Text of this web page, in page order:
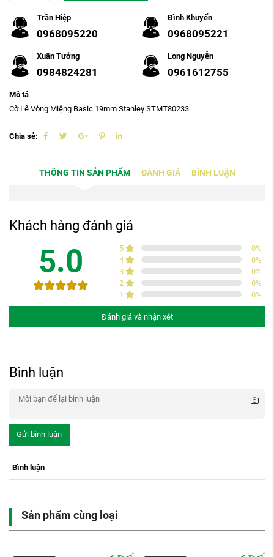
Trần Hiệp
0968095220
Đình Khuyến
0968095221
Xuân Tưởng
0984824281
Long Nguyễn
0961612755
Mô tả
Cờ Lê Vòng Miệng Basic 19mm Stanley STMT80233
Chia sẻ:
THÔNG TIN SẢN PHẨM ĐÁNH GIÁ BÌNH LUẬN
Khách hàng đánh giá
5.0 5 0%
4
0%
3
0%
2
0%
1
0%
Đánh giá và nhận xét
Bình luận
Gửi bình luận
Bình luận
Sản phẩm cùng loại